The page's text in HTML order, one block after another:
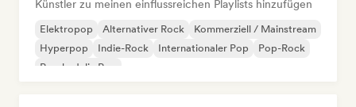
Künstler zu meinen einflussreichen Playlists hinzufügen
Elektropop Alternativer Rock
Kommerziell / Mainstream
Hyperpop
Indie-Rock Internationaler Pop
Pop-Rock
Psychedelic Pop